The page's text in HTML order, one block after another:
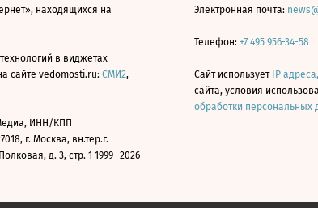
находящихся на
в виджетах
сайте vedomosti.ru: СМИ2,
ИНН/КПП
г. Москва, вн.тер.г.
д. 3, стр. 1 1999—2026
Электронная почта:
Телефон: +7 495 956-34-58
Сайт использует IP
сайта, условия
обработки